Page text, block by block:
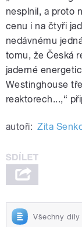
nesplnil, a proto
cenu i na čtyři
nedávnému
tomu, že Česká
jaderné
Westinghouse
reaktorech...,“
autoři: Zita
Všechny díly